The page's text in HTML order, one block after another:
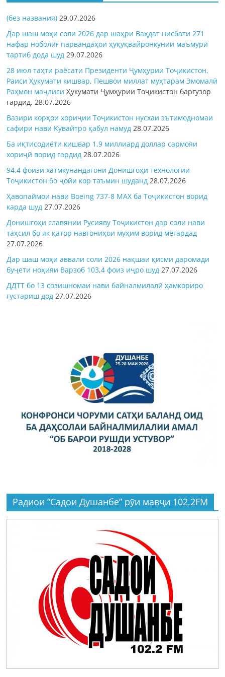
(без названия) 29.07.2026
Дар шаш моҳи соли 2026 дар шаҳри Ваҳдат нисбати 271
нафар ноболиғ парвандаҳои ҳуқуқвайронкунии маъмурӣ
тартиб дода шуд 29.07.2026
28 июл таҳти раёсати Президенти Ҷумҳурии Тоҷикистон,
Раиси Ҳукумати кишвар, Пешвои миллат муҳтарам Эмомалӣ
Раҳмон маҷлисиҲукумати Ҷумҳурии Тоҷикистон баргузор
гардид.28.07.2026
Вазири корҳои хориҷии Тоҷикистон нусхаи эътимодномаи
сафири нави Кувайтро қабул намуд 28.07.2026
Ба иқтисодиёти кишвар 1,9 миллиард доллар сармояи
хориҷӣ ворид гардид 28.07.2026
94,4 фоизи хатмкунандагони Донишгоҳи технологии
Тоҷикистон бо ҷойи кор таъмин шуданд 28.07.2026
Ҳавопаймои нави Boeing 737-8 MAX ба Тоҷикистон ворид
карда шуд 27.07.2026
Донишгоҳи славянии Русияву Тоҷикистон дар соли нави
таҳсил бо як қатор навгониҳои муҳим ворид мегардад
27.07.2026
Дар шаш моҳи аввали соли 2026 нақшаи қисми даромади
буҷети ноҳияи Варзоб 103,4 фоиз иҷро шуд 27.07.2026
ДДТТ бо 13 созишномаи нави байналмилалӣ ҳамкориро
густариш дод 27.07.2026
Радиои “Садои Душанбе” рӯи мавҷи 102.2FM